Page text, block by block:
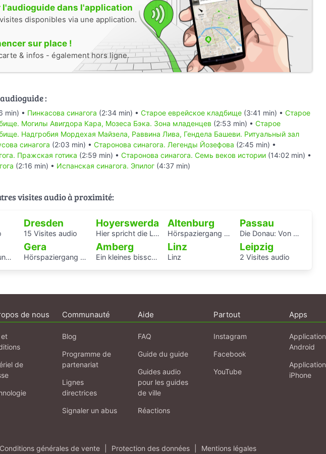
l'audioguide dans l'application
disponibles via une application.
sur place !
& infos - également hors ligne.
:
min) • Пинкасова синагога (2:34 min) • Старое еврейское кладбище (3:41 min) • Старое
Могилы Авигдора Кара, Мозеса Бэка. Зона младенцев (2:53 min) • Старое
Надгробия Мордехая Майзела, Раввина Лива, Гендела Башеви. Ритуальный зал
синагога (2:03 min) • Старонова синагога. Легенды Йозефова (2:45 min) •
Пражская готика (2:59 min) • Старонова синагога. Семь веков истории (14:02 min) •
(2:16 min) • Испанская синагога. Эпилог (4:37 min)
visites audio à proximité:
Dresden
15 Visites audio
Hoyerswerda
Hier spricht die Landschaft
Altenburg
Hörspaziergang Jüdische Geschichte in Altenburg
Passau
Die Donau: Von Passau bis Budapest.
Gera
Hörspaziergang Jüdisches Leben und jüdische Geschichte in Gera
Amberg
Ein kleines bisschen Amberger Stadtgeschichte
Linz
Linz
Leipzig
2 Visites audio
de nous
et
de
Communauté
Blog
Programme de
partenariat
Lignes
directrices
Signaler un abus
Aide
FAQ
Guide du guide
Guides audio
pour les guides
de ville
Réactions
Partout
Instagram
Facebook
YouTube
Apps
Application
Android
Application
iPhone
Conditions générales de vente Protection des données Mentions légales